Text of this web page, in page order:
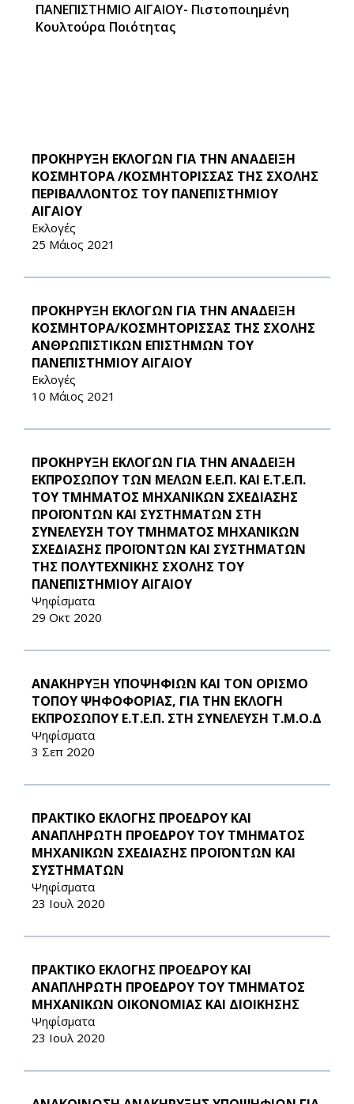
ΠΑΝΕΠΙΣΤΗΜΙΟ ΑΙΓΑΙΟΥ- Πιστοποιημένη
Κουλτούρα Ποιότητας
ΠΡΟΚΗΡΥΞΗ ΕΚΛΟΓΩΝ ΓΙΑ ΤΗΝ ΑΝΑΔΕΙΞΗ
ΚΟΣΜΗΤΟΡΑ /ΚΟΣΜΗΤΟΡΙΣΣΑΣ ΤΗΣ ΣΧΟΛΗΣ
ΠΕΡΙΒΑΛΛΟΝΤΟΣ ΤΟΥ ΠΑΝΕΠΙΣΤΗΜΙΟΥ
ΑΙΓΑΙΟΥ
Εκλογές
25 Μάιος 2021
ΠΡΟΚΗΡΥΞΗ ΕΚΛΟΓΩΝ ΓΙΑ ΤΗΝ ΑΝΑΔΕΙΞΗ
ΚΟΣΜΗΤΟΡΑ/ΚΟΣΜΗΤΟΡΙΣΣΑΣ ΤΗΣ ΣΧΟΛΗΣ
ΑΝΘΡΩΠΙΣΤΙΚΩΝ ΕΠΙΣΤΗΜΩΝ ΤΟΥ
ΠΑΝΕΠΙΣΤΗΜΙΟΥ ΑΙΓΑΙΟΥ
Εκλογές
10 Μάιος 2021
ΠΡΟΚΗΡΥΞΗ ΕΚΛΟΓΩΝ ΓΙΑ ΤΗΝ ΑΝΑΔΕΙΞΗ
ΕΚΠΡΟΣΩΠΟΥ ΤΩΝ ΜΕΛΩΝ Ε.Ε.Π. ΚΑΙ Ε.Τ.Ε.Π.
ΤΟΥ ΤΜΗΜΑΤΟΣ ΜΗΧΑΝΙΚΩΝ ΣΧΕΔΙΑΣΗΣ
ΠΡΟΪΟΝΤΩΝ ΚΑΙ ΣΥΣΤΗΜΑΤΩΝ ΣΤΗ
ΣΥΝΕΛΕΥΣΗ ΤΟΥ ΤΜΗΜΑΤΟΣ ΜΗΧΑΝΙΚΩΝ
ΣΧΕΔΙΑΣΗΣ ΠΡΟΪΟΝΤΩΝ ΚΑΙ ΣΥΣΤΗΜΑΤΩΝ
ΤΗΣ ΠΟΛΥΤΕΧΝΙΚΗΣ ΣΧΟΛΗΣ ΤΟΥ
ΠΑΝΕΠΙΣΤΗΜΙΟΥ ΑΙΓΑΙΟΥ
Ψηφίσματα
29 Οκτ 2020
ΑΝΑΚΗΡΥΞΗ ΥΠΟΨΗΦΙΩΝ ΚΑΙ ΤΟΝ ΟΡΙΣΜΟ
ΤΟΠΟΥ ΨΗΦΟΦΟΡΙΑΣ, ΓΙΑ ΤΗΝ ΕΚΛΟΓΗ
ΕΚΠΡΟΣΩΠΟΥ Ε.Τ.Ε.Π. ΣΤΗ ΣΥΝΕΛΕΥΣΗ Τ.Μ.Ο.Δ
Ψηφίσματα
3 Σεπ 2020
ΠΡΑΚΤΙΚΟ ΕΚΛΟΓΗΣ ΠΡΟΕΔΡΟΥ ΚΑΙ
ΑΝΑΠΛΗΡΩΤΗ ΠΡΟΕΔΡΟΥ ΤΟΥ ΤΜΗΜΑΤΟΣ
ΜΗΧΑΝΙΚΩΝ ΣΧΕΔΙΑΣΗΣ ΠΡΟΪΟΝΤΩΝ ΚΑΙ
ΣΥΣΤΗΜΑΤΩΝ
Ψηφίσματα
23 Ιουλ 2020
ΠΡΑΚΤΙΚΟ ΕΚΛΟΓΗΣ ΠΡΟΕΔΡΟΥ ΚΑΙ
ΑΝΑΠΛΗΡΩΤΗ ΠΡΟΕΔΡΟΥ ΤΟΥ ΤΜΗΜΑΤΟΣ
ΜΗΧΑΝΙΚΩΝ ΟΙΚΟΝΟΜΙΑΣ ΚΑΙ ΔΙΟΙΚΗΣΗΣ
Ψηφίσματα
23 Ιουλ 2020